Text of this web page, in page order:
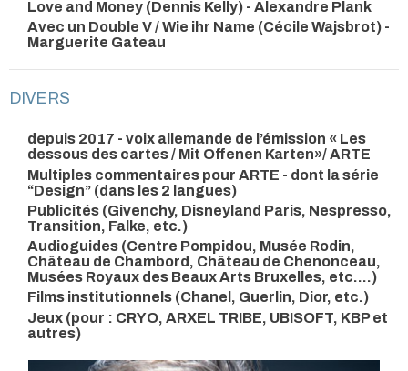
Love and Money (Dennis Kelly) - Alexandre Plank
Avec un Double V / Wie ihr Name (Cécile Wajsbrot) -
Marguerite Gateau
DIVERS
depuis 2017 - voix allemande de l’émission « Les
dessous des cartes / Mit Offenen Karten»/ ARTE
Multiples commentaires pour ARTE - dont la série
“Design” (dans les 2 langues)
Publicités (Givenchy, Disneyland Paris, Nespresso,
Transition, Falke, etc.)
Audioguides (Centre Pompidou, Musée Rodin,
Château de Chambord, Château de Chenonceau,
Musées Royaux des Beaux Arts Bruxelles, etc....)
Films institutionnels (Chanel, Guerlin, Dior, etc.)
Jeux (pour : CRYO, ARXEL TRIBE, UBISOFT, KBP et
autres)